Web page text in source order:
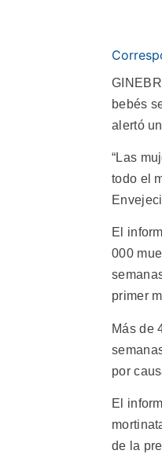
bebés
alertó
“Las
todo el
El
000
primer
Más de
por
El
de la